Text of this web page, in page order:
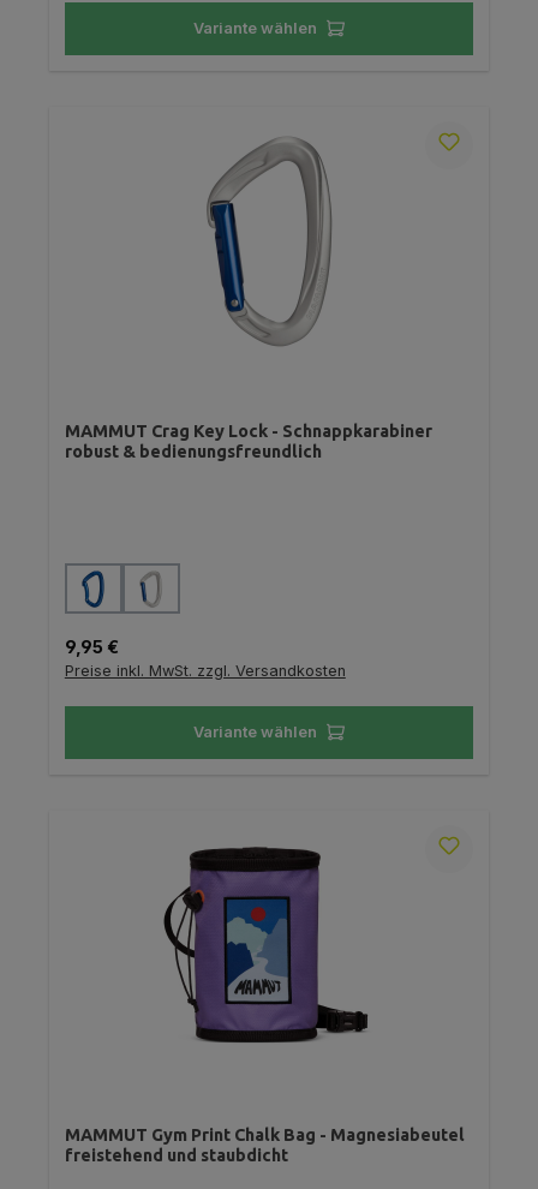
Variante wählen
MAMMUT Crag Key Lock - Schnappkarabiner
robust & bedienungsfreundlich
Varianteauswählen
Regulärer Preis:
9,95 €
Preise inkl. MwSt. zzgl. Versandkosten
Variante wählen
MAMMUT Gym Print Chalk Bag - Magnesiabeutel
freistehend und staubdicht